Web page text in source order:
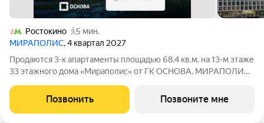
Ростокино
5 мин.
МИРАПОЛИС, 4 квартал 2027
Продаются 3-к апартаменты площадью 68.4 кв.м. на 13-м этаже
33 этажного дома «Мираполис» от ГК ОСНОВА. МИРАПОЛИС
отдыха и жизни. Проект состоит из четырех башен с
авторскими стеклянными
Позвонить Позвоните мне